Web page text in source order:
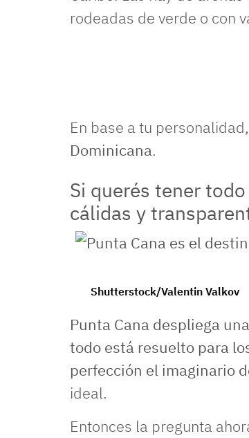
rodeadas de verde o con
En base a tu
Dominicana.
Si querés tener
cálidas y
Shutterstock/Valentin Valkov
Punta Cana despliega
todo está resuelto para
perfección el imaginario
ideal.
Entonces la pregunta